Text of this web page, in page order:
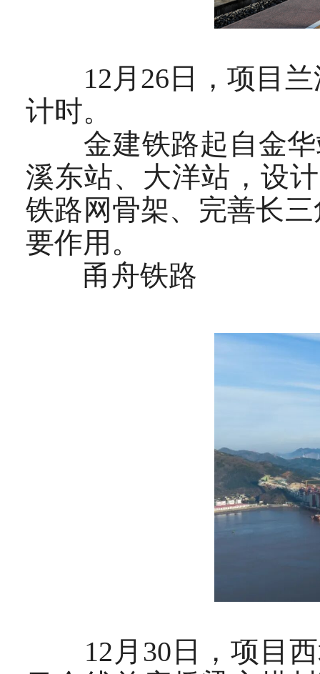
12月26日，项目兰
计时。
金建铁路起自金华
溪东站、大洋站，设
铁路网骨架、完善长
要作用。
甬舟铁路
12月30日，项目西